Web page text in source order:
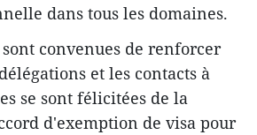
dans tous les domaines.
convenues de renforcer
et les contacts à
se sont félicitées de la
d'exemption de visa pour